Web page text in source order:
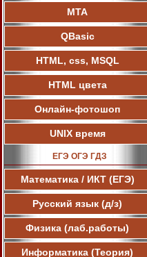
МТА
QBasic
HTML, css, MSQL
HTML цвета
Онлайн-фотошоп
UNIX время
ЕГЭ ОГЭ ГДЗ
Математика / ИКТ (ЕГЭ)
Русский язык (д/з)
Физика (лаб.работы)
Информатика (Теория)